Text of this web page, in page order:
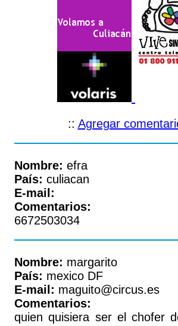
:: Agregar
Nombre: efra
País: culiacan
E-mail:
Comentarios:
6672503034
Nombre: margarito
País: mexico DF
E-mail: maguito@circus.es
Comentarios:
quien quisiera ser el chofer